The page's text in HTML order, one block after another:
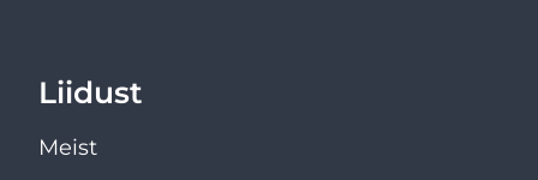
Liidust
Meist